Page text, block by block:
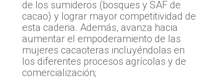
de los sumideros (bosques y SAF de
cacao) y lograr mayor competitividad de
esta cadena. Además, avanza hacia
aumentar el empoderamiento de las
mujeres cacaoteras incluyéndolas en
los diferentes procesos agrícolas y de
comercialización;